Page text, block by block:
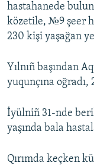
hastahanede
közetile, №9 şeer
230 kişi yaşağan
Yılnıñ başından
yuqunçına oğradı,
İyülniñ 31-nde
yaşında bala
Qırımda keçken